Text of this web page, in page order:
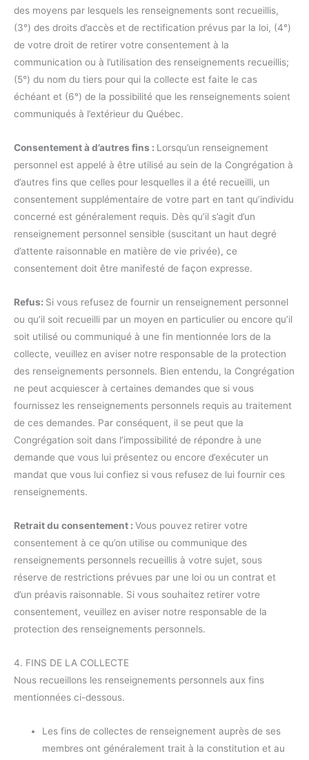
des moyens par lesquels les renseignements sont recueillis,
(3°) des droits d’accès et de rectification prévus par la loi, (4°)
de votre droit de retirer votre consentement à la
communication ou à l’utilisation des renseignements recueillis;
(5°) du nom du tiers pour qui la collecte est faite le cas
échéant et (6°) de la possibilité que les renseignements soient
communiqués à l’extérieur du Québec.
Consentement à d’autres fins : Lorsqu’un renseignement
personnel est appelé à être utilisé au sein de la Congrégation à
d’autres fins que celles pour lesquelles il a été recueilli, un
consentement supplémentaire de votre part en tant qu’individu
concerné est généralement requis. Dès qu’il s’agit d’un
renseignement personnel sensible (suscitant un haut degré
d’attente raisonnable en matière de vie privée), ce
consentement doit être manifesté de façon expresse.
Refus: Si vous refusez de fournir un renseignement personnel
ou qu’il soit recueilli par un moyen en particulier ou encore qu’il
soit utilisé ou communiqué à une fin mentionnée lors de la
collecte, veuillez en aviser notre responsable de la protection
des renseignements personnels. Bien entendu, la Congrégation
ne peut acquiescer à certaines demandes que si vous
fournissez les renseignements personnels requis au traitement
de ces demandes. Par conséquent, il se peut que la
Congrégation soit dans l’impossibilité de répondre à une
demande que vous lui présentez ou encore d’exécuter un
mandat que vous lui confiez si vous refusez de lui fournir ces
renseignements.
Retrait du consentement : Vous pouvez retirer votre
consentement à ce qu’on utilise ou communique des
renseignements personnels recueillis à votre sujet, sous
réserve de restrictions prévues par une loi ou un contrat et
d’un préavis raisonnable. Si vous souhaitez retirer votre
consentement, veuillez en aviser notre responsable de la
protection des renseignements personnels.
4. FINS DE LA COLLECTE
Nous recueillons les renseignements personnels aux fins
mentionnées ci-dessous.
Les fins de collectes de renseignement auprès de ses
membres ont généralement trait à la constitution et au